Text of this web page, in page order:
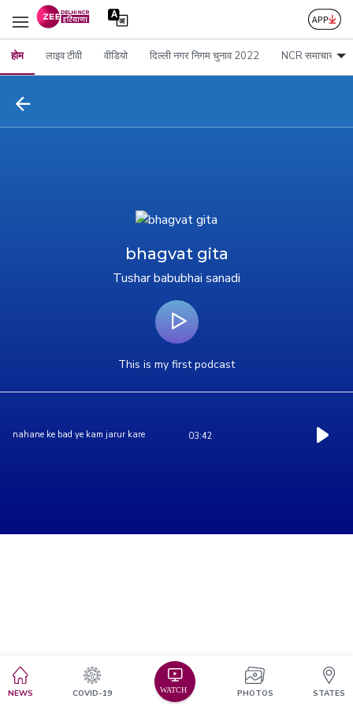
होम लाइव टीवी वीडियो दिल्ली नगर निगम चुनाव 2022 NCR समाचार
bhagvat gita
Tushar babubhai sanadi
This is my first podcast
nahane ke bad ye kam jarur kare 03:42
NEWS COVID-19 PHOTOS STATES